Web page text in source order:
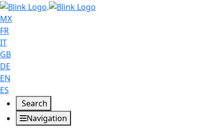
MX
FR
IT
GB
DE
EN
ES
Search
Navigation